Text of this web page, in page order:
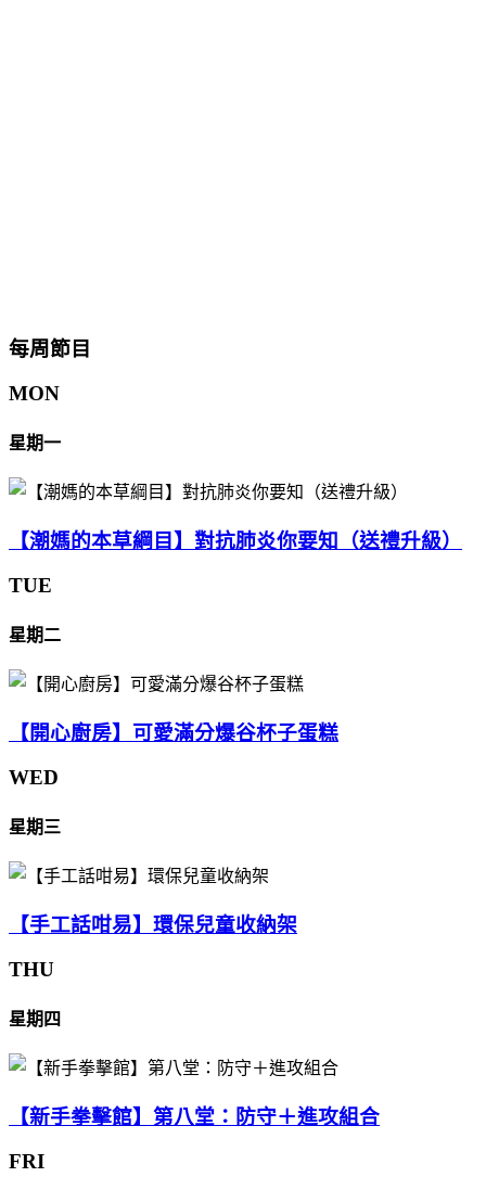
每周節目
MON
星期一
【潮媽的本草綱目】對抗肺炎你要知（送禮升級）
TUE
星期二
【開心廚房】可愛滿分爆谷杯子蛋糕
WED
星期三
【手工話咁易】環保兒童收納架
THU
星期四
【新手拳擊館】第八堂：防守＋進攻組合
FRI